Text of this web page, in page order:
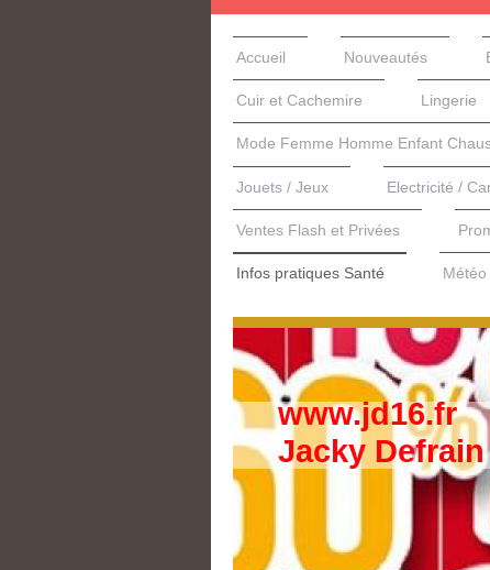
Accueil Nouveautés
Cuir et Cachemire Lingerie
Mode Femme Homme Enfant
Jouets / Jeux Electricité /
Ventes Flash et Privées
Infos pratiques Santé
www.jd16.fr
Jacky Defrain